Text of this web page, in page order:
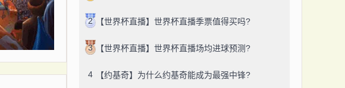
2 【世界杯直播】世界杯直播季票值得买吗?
3 【世界杯直播】世界杯直播场均进球预测?
4 【约基奇】为什么约基奇能成为最强中锋?